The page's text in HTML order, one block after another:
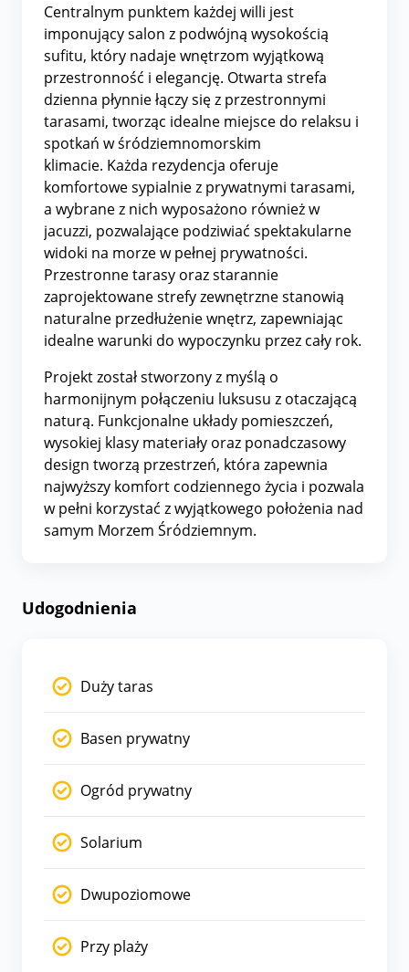
Centralnym punktem każdej willi jest
imponujący salon z podwójną wysokością
sufitu, który nadaje wnętrzom wyjątkową
przestronność i elegancję. Otwarta strefa
dzienna płynnie łączy się z przestronnymi
tarasami, tworząc idealne miejsce do relaksu i
spotkań w śródziemnomorskim
klimacie. Każda rezydencja oferuje
komfortowe sypialnie z prywatnymi tarasami,
a wybrane z nich wyposażono również w
jacuzzi, pozwalające podziwiać spektakularne
widoki na morze w pełnej prywatności.
Przestronne tarasy oraz starannie
zaprojektowane strefy zewnętrzne stanowią
naturalne przedłużenie wnętrz, zapewniając
idealne warunki do wypoczynku przez cały rok.
Projekt został stworzony z myślą o
harmonijnym połączeniu luksusu z otaczającą
naturą. Funkcjonalne układy pomieszczeń,
wysokiej klasy materiały oraz ponadczasowy
design tworzą przestrzeń, która zapewnia
najwyższy komfort codziennego życia i pozwala
w pełni korzystać z wyjątkowego położenia nad
samym Morzem Śródziemnym.
Udogodnienia
Duży taras
Basen prywatny
Ogród prywatny
Solarium
Dwupoziomowe
Przy plaży